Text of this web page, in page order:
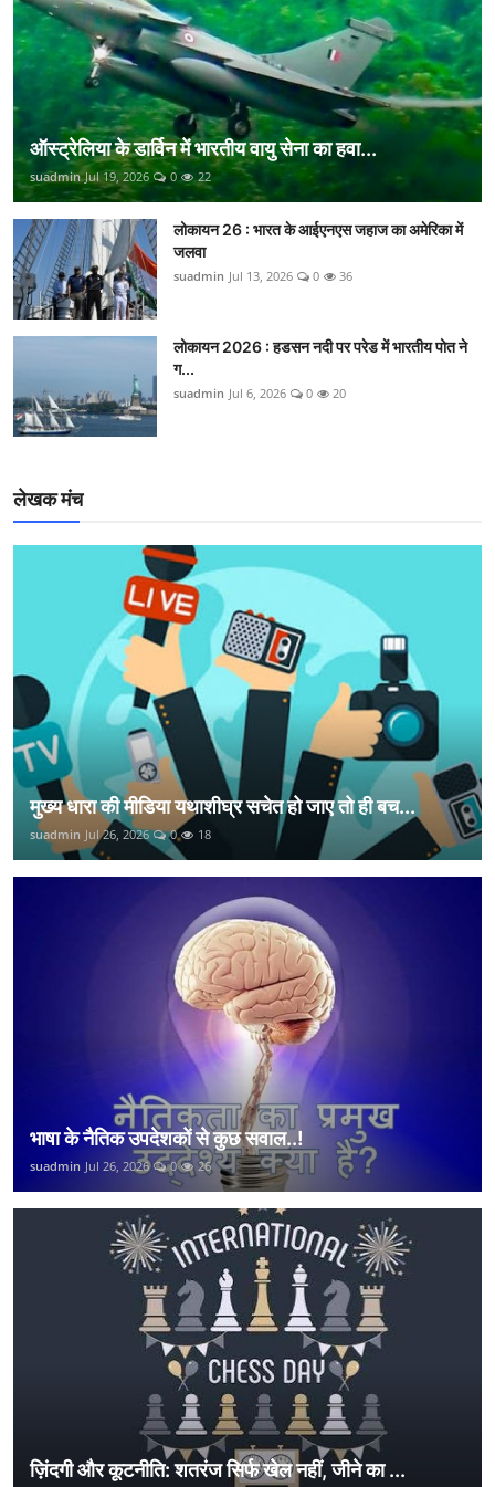
ऑस्ट्रेलिया के डार्विन में भारतीय वायु सेना का हवा...
suadmin Jul 19, 2026 0 22
लोकायन 26 : भारत के आईएनएस जहाज का अमेरिका में
जलवा
suadmin Jul 13, 2026 0 36
लोकायन 2026 : हडसन नदी पर परेड में भारतीय पोत ने
ग...
suadmin Jul 6, 2026 0 20
लेखक मंच
मुख्य धारा की मीडिया यथाशीघ्र सचेत हो जाए तो ही बच...
suadmin Jul 26, 2026 0 18
भाषा के नैतिक उपदेशकों से कुछ सवाल..!
suadmin Jul 26, 2026 0 26
ज़िंदगी और कूटनीति: शतरंज सिर्फ खेल नहीं, जीने का ...